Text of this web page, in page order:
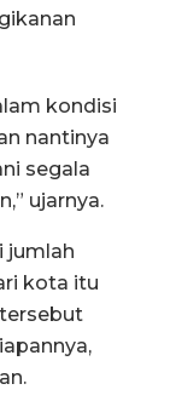
kondisi
nantinya
segala
ujarnya.
jumlah
kota itu